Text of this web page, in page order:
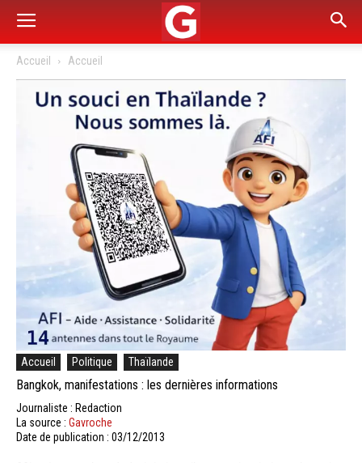
Accueil Accueil
Accueil Politique Thaïlande
Bangkok, manifestations : les dernières informations
Journaliste : Redaction
La source : Gavroche
Date de publication : 03/12/2013